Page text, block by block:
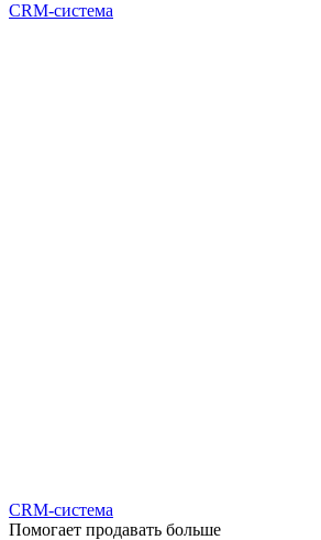
CRM-система
CRM-система
Помогает продавать больше